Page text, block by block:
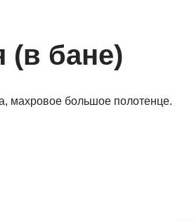
(в бане)
махровое большое полотенце.